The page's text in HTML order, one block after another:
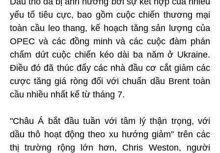
yếu tố tiêu cực, bao gồm cuộc chiến thương mại
toàn cầu leo thang, kế hoạch tăng sản lượng của
OPEC và các đồng minh và các cuộc đàm phán
chấm dứt cuộc chiến kéo dài ba năm ở Ukraine.
Điều đó đã thúc đẩy các nhà đầu cơ cắt giảm các
cược tăng giá ròng đối với chuẩn dầu Brent toàn
cầu nhiều nhất kể từ tháng 7.
"Châu Á bắt đầu tuần với tâm lý thận trọng, với
dầu thô hoạt động theo xu hướng giảm" trên các
thị trường rộng lớn hơn, Chris Weston, người